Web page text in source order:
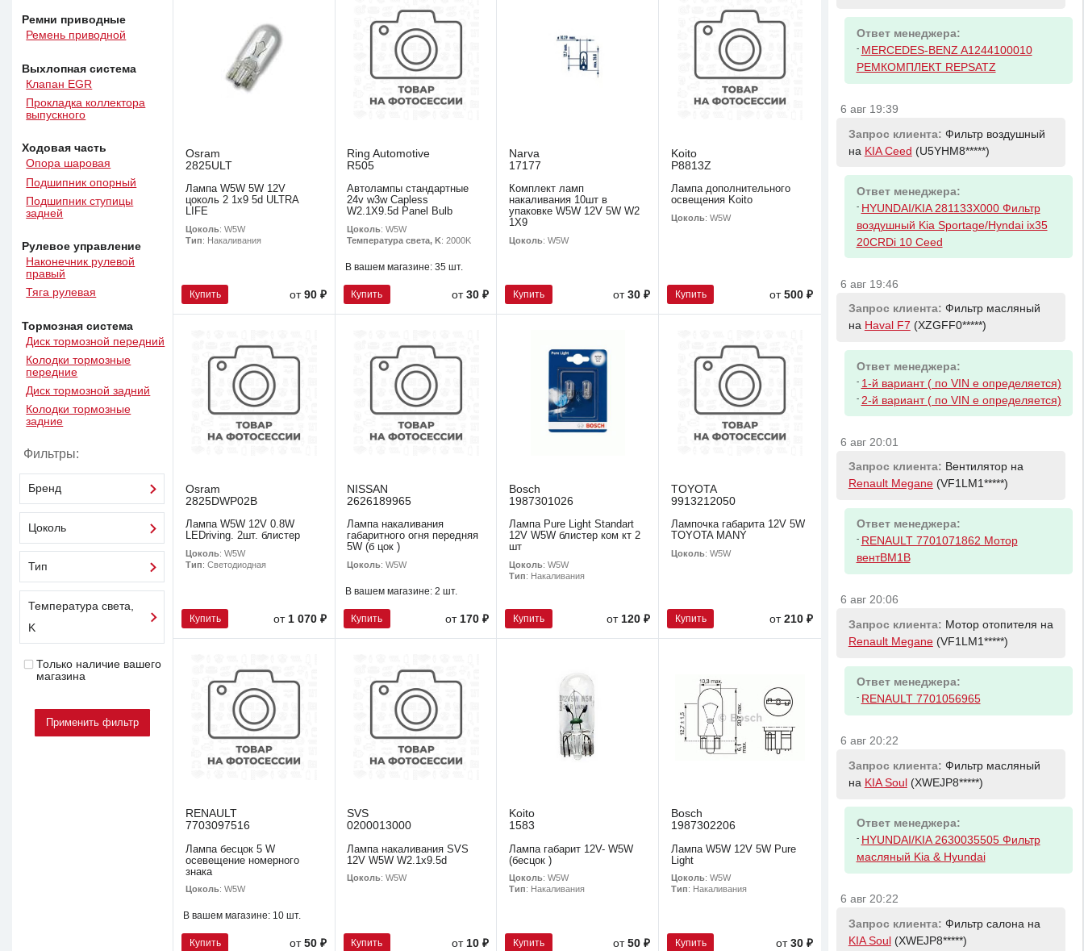
Ремни приводные
Ремень приводной
Выхлопная система
Клапан EGR
Прокладка коллектора
выпускного
Ходовая часть
Опора шаровая
Подшипник опорный
Подшипник ступицы
задней
Рулевое управление
Наконечник рулевой
правый
Тяга рулевая
Тормозная система
Диск тормозной передний
Колодки тормозные
передние
Диск тормозной задний
Колодки тормозные
задние
Фильтры:
Бренд
Цоколь
Тип
Температура света,
K
Только наличие вашего
магазина
Osram
2825ULT
Лампа W5W 5W 12V
цоколь 2 1x9 5d ULTRA
LIFE
Цоколь: W5W
Тип: Накаливания
Купить от90 ₽
Ring Automotive
R505
Автолампы стандартные
24v w3w Capless
W2.1X9.5d Panel Bulb
Цоколь: W5W
Температура света, K: 2000K
В вашем магазине: 35 шт.
Купить от 30 ₽
Narva
17177
Комплект ламп
накаливания 10шт в
упаковке W5W 12V 5W W2
1X9
Цоколь: W5W
Купить от30 ₽
Koito
P8813Z
Лампа дополнительного
освещения Koito
Цоколь: W5W
Купить от 500 ₽
Osram
2825DWP02B
Лампа W5W 12V 0.8W
LEDriving. 2шт. блистер
Цоколь: W5W
Тип: Светодиодная
Купить от1 070 ₽
NISSAN
2626189965
Лампа накаливания
габаритного огня передняя
5W (б цок )
Цоколь: W5W
В вашем магазине: 2 шт.
Купить от 170 ₽
Bosch
1987301026
Лампа Pure Light Standart
12V W5W блистер ком кт 2
шт
Цоколь: W5W
Тип: Накаливания
Купить от120 ₽
TOYOTA
9913212050
Лампочка габарита 12V 5W
TOYOTA MANY
Цоколь: W5W
Купить от 210 ₽
RENAULT
7703097516
Лампа бесцок 5 W
осевещение номерного
знака
Цоколь: W5W
В вашем магазине: 10 шт.
Купить от50 ₽
SVS
0200013000
Лампа накаливания SVS
12V W5W W2.1х9.5d
Цоколь: W5W
Купить от 10 ₽
Koito
1583
Лампа габарит 12V- W5W
(бесцок )
Цоколь: W5W
Тип: Накаливания
Купить от50 ₽
Bosch
1987302206
Лампа W5W 12V 5W Pure
Light
Цоколь: W5W
Тип: Накаливания
Купить от 30 ₽
Ответ менеджера:
- MERCEDES-BENZ A1244100010
РЕМКОМПЛЕКТ REPSATZ
6 авг 19:39
Запрос клиента: Фильтр воздушный
на KIA Ceed (U5YHM8*****)
Ответ менеджера:
- HYUNDAI/KIA 281133X000 Фильтр
воздушный Kia Sportage/Hyndai ix35
20CRDi 10 Ceed
6 авг 19:46
Запрос клиента: Фильтр масляный
на Haval F7 (XZGFF0*****)
Ответ менеджера:
- 1-й вариант ( по VIN е определяется)
- 2-й вариант ( по VIN е определяется)
6 авг 20:01
Запрос клиента: Вентилятор на
Renault Megane(VF1LM1*****)
Ответ менеджера:
- RENAULT 7701071862 Мотор
вентBM1B
6 авг 20:06
Запрос клиента: Мотор отопителя на
Renault Megane(VF1LM1*****)
Ответ менеджера:
- RENAULT 7701056965
6 авг 20:22
Запрос клиента: Фильтр масляный
на KIA Soul (XWEJP8*****)
Ответ менеджера:
- HYUNDAI/KIA 2630035505 Фильтр
масляный Kia & Hyundai
6 авг 20:22
Запрос клиента: Фильтр салона на
KIA Soul (XWEJP8*****)